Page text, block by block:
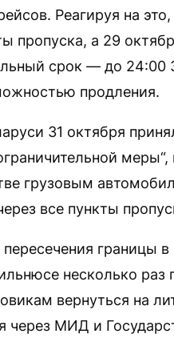
Реагируя на
пропуска, а 29
срок — до 24:00
продления.
31 октября
грузовым
все пункты
границы в
несколько
вернуться на
через МИД и